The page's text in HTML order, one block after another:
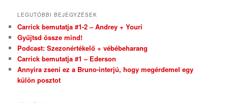
LEGUTÓBBI BEJEGYZÉSEK
Carrick bemutatja #1-2 – Andrey + Youri
Gyűjtsd össze mind!
Podcast: Szezonértékelő + vébébeharang
Carrick bemutatja #1 – Ederson
Annyira zseni ez a Bruno-interjú, hogy megérdemel egy
külön posztot